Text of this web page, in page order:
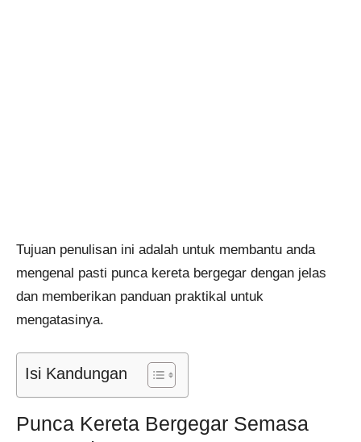
Tujuan penulisan ini adalah untuk membantu anda
mengenal pasti punca kereta bergegar dengan jelas
dan memberikan panduan praktikal untuk
mengatasinya.
Isi Kandungan
Punca Kereta Bergegar Semasa